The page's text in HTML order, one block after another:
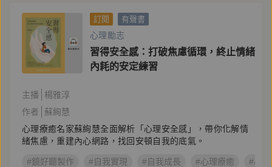
訂閱 有聲書
心理勵志
習得安全感：打破焦慮循環，終止情緒
內耗的安定練習
主播
楊雅淳
作者
蘇絢慧
心理療癒名家蘇絢慧全面解析「心理安全感」，帶你化解情
緒焦慮，重建內心網路，找回安頓自我的底氣。
#鏡好聽製作 #自我實現 #自我成長 #心理療癒 #心